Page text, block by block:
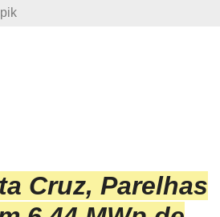
Cruz, Parelhas